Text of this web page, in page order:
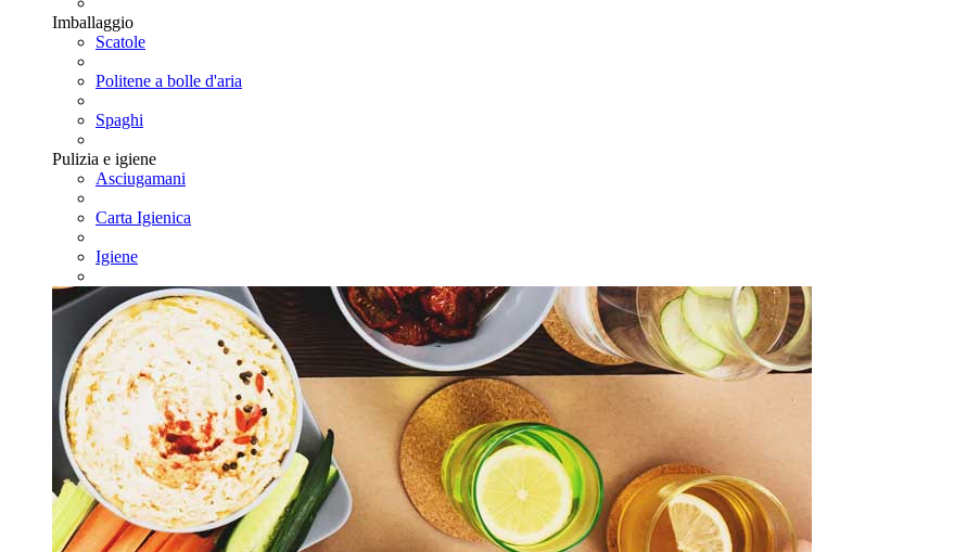
Imballaggio
Scatole
Politene a bolle d'aria
Spaghi
Pulizia e igiene
Asciugamani
Carta Igienica
Igiene